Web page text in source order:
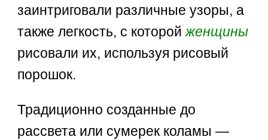
заинтриговали различные узоры, а
также легкость, с которойженщины
рисовали их, используя рисовый
порошок.
Традиционно созданные до
рассвета или сумерек коламы —